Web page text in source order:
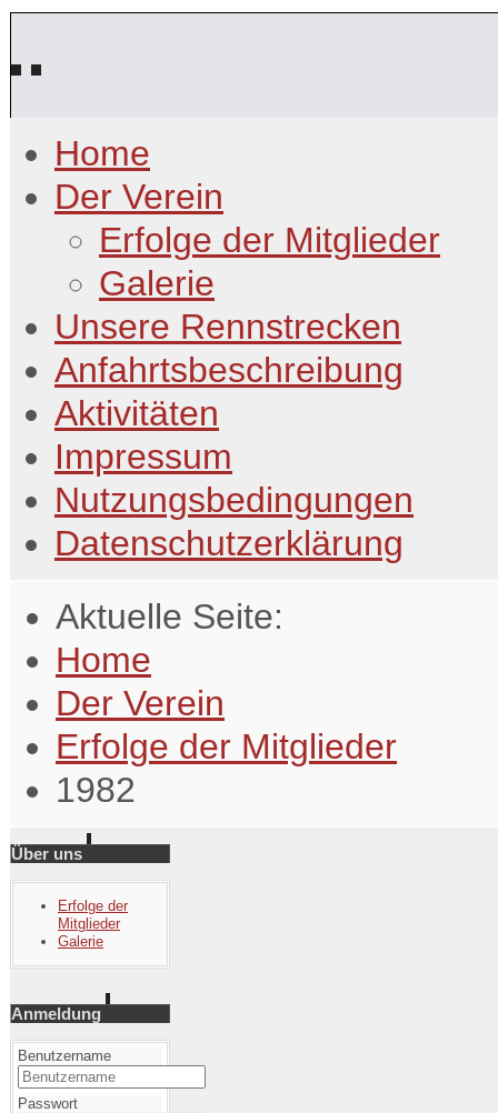
Home
Der Verein
Erfolge der Mitglieder
Galerie
Unsere Rennstrecken
Anfahrtsbeschreibung
Aktivitäten
Impressum
Nutzungsbedingungen
Datenschutzerklärung
Aktuelle Seite:
Home
Der Verein
Erfolge der Mitglieder
1982
Über uns
Erfolge der
Mitglieder
Galerie
Anmeldung
Benutzername
Passwort